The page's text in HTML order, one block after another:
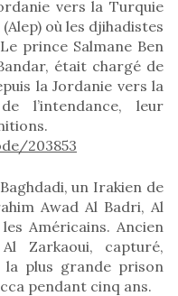
vers la Turquie
où les djihadistes
prince Salmane Ben
était chargé de
la Jordanie vers la
l’intendance, leur
203853
un Irakien de
Awad Al Badri, Al
Américains. Ancien
Al Zarkaoui, capturé,
plus grande prison
pendant cinq ans.